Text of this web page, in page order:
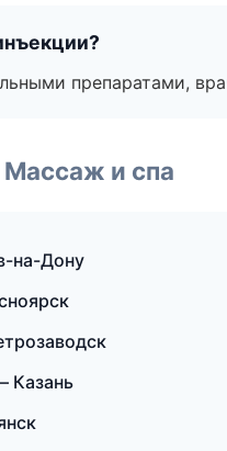
препаратами,
и спа
на-Дону
Казань